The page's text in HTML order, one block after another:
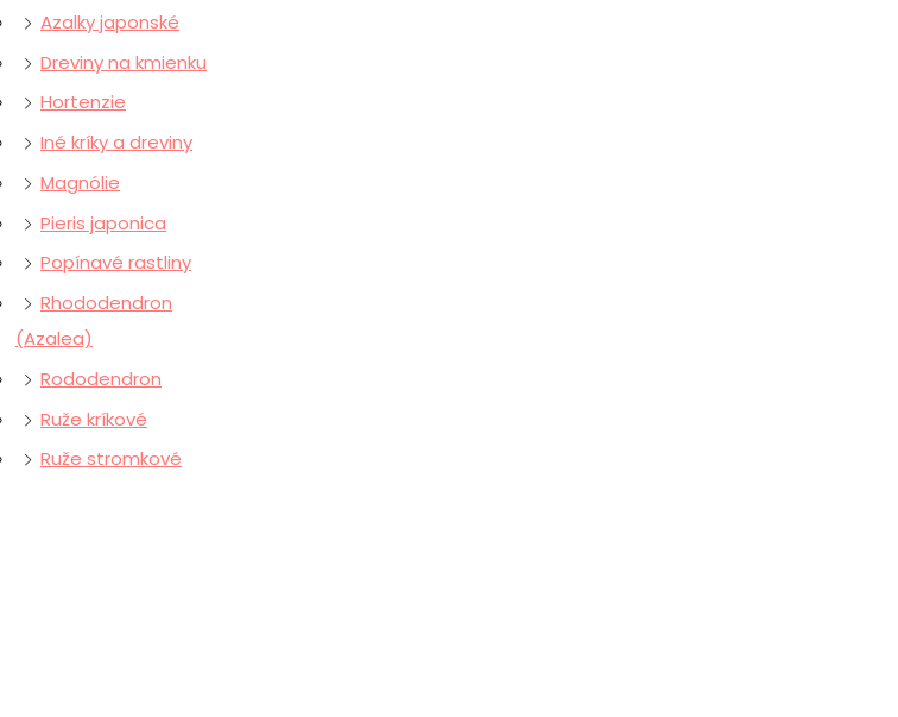
Azalky japonské
Dreviny na kmienku
Hortenzie
Iné kríky a dreviny
Magnólie
Pieris japonica
Popínavé rastliny
Rhododendron
(Azalea)
Rododendron
Ruže kríkové
Ruže stromkové